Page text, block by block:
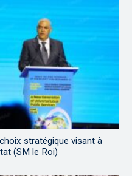
stratégique visant à
(SM le Roi)